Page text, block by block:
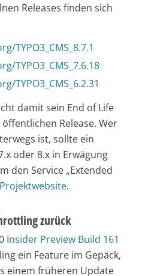
Releases finden sich
TYPO3_CMS_8.7.1
TYPO3_CMS_7.6.18
TYPO3_CMS_6.2.31
damit sein End of Life
Release. Wer
ist, sollte ein
oder 8.x in Erwägung
den Service „Extended
Projektwebsite.
zurück
Insider Preview Build 161
ein Feature im Gepäck,
einem früheren Update